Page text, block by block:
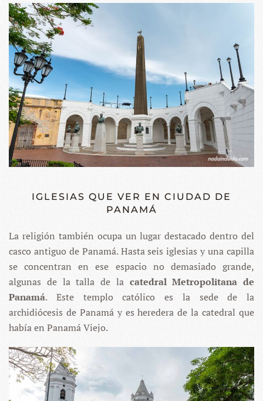
IGLESIAS QUE VER EN CIUDAD DE
PANAMÁ
La religión también ocupa un lugar destacado dentro del
casco antiguo de Panamá. Hasta seis iglesias y una capilla
se concentran en ese espacio no demasiado grande,
algunas de la talla de la catedral Metropolitana de
Panamá. Este templo católico es la sede de la
archidiócesis de Panamá y es heredera de la catedral que
había en Panamá Viejo.